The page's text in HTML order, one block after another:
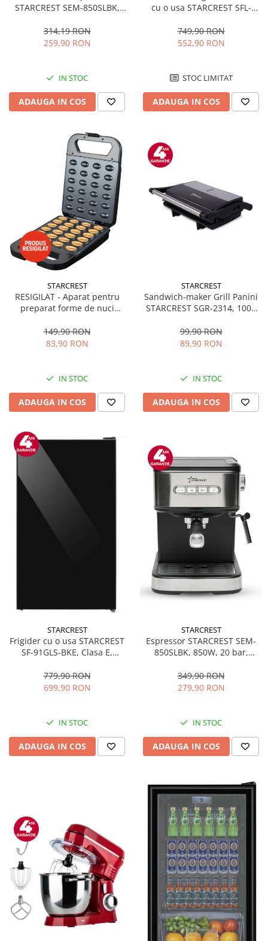
STARCREST SEM-850SLBK,
detasabil 1.5L, dispozitiv
spumare, filtru dublu din
314,19 RON
259,90 RON
IN STOC
ADAUGA IN COS
cu o usa STARCREST SFL-
92L, Iluminare interioara,H 83
cm, Alb
749,90 RON
552,90 RON
STOC LIMITAT
ADAUGA IN COS
STARCREST
RESIGILAT - Aparat pentru
preparat forme de nuci
forme, 1400W, Indicator
luminos, Placi antiaderente,
149,90 RON
83,90 RON
IN STOC
ADAUGA IN COS
STARCREST
Sandwich-maker Grill Panini
STARCREST SGR-2314, 1000
Deschidere 180°, Suprafata
de gatire 23 x 14 cm, Negru
99,90 RON
89,90 RON
IN STOC
ADAUGA IN COS
STARCREST
Frigider cu o usa STARCREST
SF-91GLS-BKE, Clasa E,
interioara, H 83 cm, Sticla
Neagra
779,90 RON
699,90 RON
IN STOC
ADAUGA IN COS
STARCREST
Espressor STARCREST SEM-
850SLBK, 850W, 20 bar,
dispozitiv spumare, filtru
dublu din inox, Negru/Inox
349,90 RON
279,90 RON
IN STOC
ADAUGA IN COS